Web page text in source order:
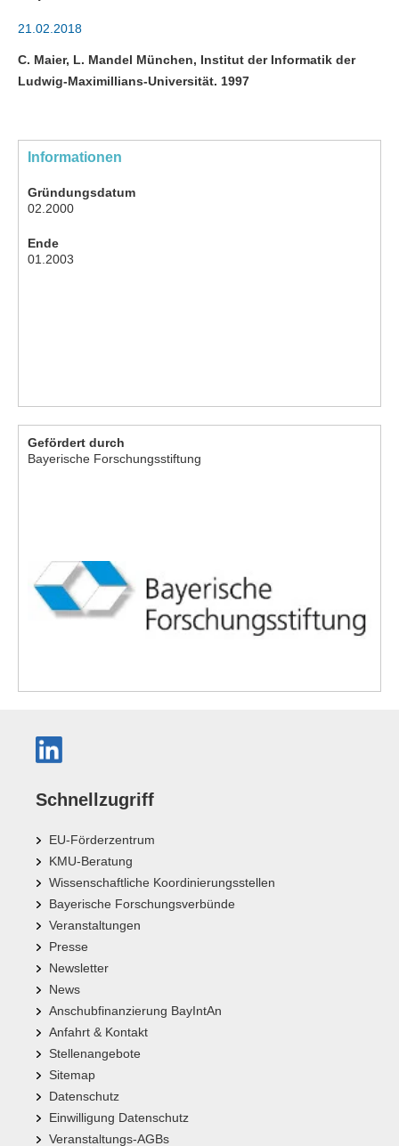
21.02.2018
C. Maier, L. Mandel München, Institut der Informatik der
Ludwig-Maximillians-Universität. 1997
Informationen
Gründungsdatum
02.2000
Ende
01.2003
Gefördert durch
Bayerische Forschungsstiftung
Schnellzugriff
EU-Förderzentrum
KMU-Beratung
Wissenschaftliche Koordinierungsstellen
Bayerische Forschungsverbünde
Veranstaltungen
Presse
Newsletter
News
Anschubfinanzierung BayIntAn
Anfahrt & Kontakt
Stellenangebote
Sitemap
Datenschutz
Einwilligung Datenschutz
Veranstaltungs-AGBs